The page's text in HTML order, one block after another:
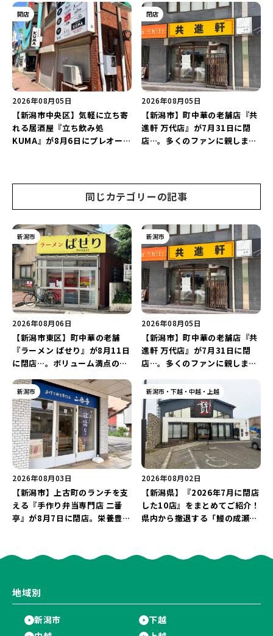
グを万代で相談しよう♪
開店
2026年08月05日
【新潟市中央区】気軽に立ち寄
れる居酒屋『立ち飲み処
KUMA』が8月6日にプレオープ
閉店
2026年08月05日
【新潟市】町中華の老舗店『共
進軒 万代店』が7月31日に閉
店…。多くのファンに親しまれ
同じカテゴリーの記事
新潟市
2026年08月06日
【新潟市東区】町中華の老舗
『ラーメン ぱせり』が8月11日
に閉店…。ボリューム満点の名
新潟市
2026年08月05日
【新潟市】町中華の老舗店『共
進軒 万代店』が7月31日に閉
店…。多くのファンに親しまれ
新潟市
2026年08月03日
【新潟市】上古町のランチを支
える『手作り弁当専門店 二番
亭』が8月7日に閉店。栄養豊富
新潟市・下越・中越・上越
2026年08月02日
【新潟県】『2026年7月に閉店
した10店』をまとめてご紹介！
県内から撤退する「鰻の成瀬」
地域別
新潟市
下越